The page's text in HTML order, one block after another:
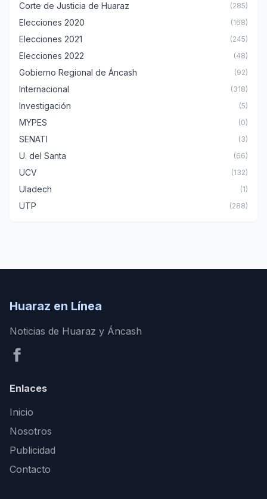
Corte de Justicia de Huaraz (285)
Elecciones 2020 (168)
Elecciones 2021 (245)
Elecciones 2022 (48)
Gobierno Regional de Áncash (92)
Internacional (318)
Investigación (5)
MYPES (0)
SENATI (3)
U. del Santa (66)
UCV (132)
Uladech (1)
UTP (288)
Huaraz en Línea
Noticias de Huaraz y Áncash
Enlaces
Inicio
Nosotros
Publicidad
Contacto